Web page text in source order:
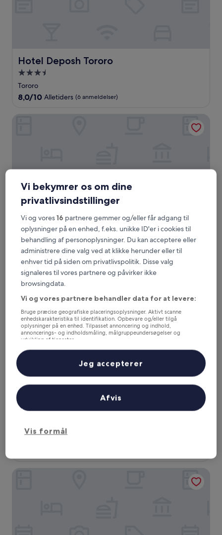
Hotel Deposh Tororo
Hotel Deposh Tororo
3.5-
stjernet
overnatningssted
Tororo
8.0
af
8,0/10 Alletiders (6 anmeldelser)
Mount Elgon Hotel
Mount Elgon Hotel
3.5-
stjernet
overnatningssted
Mbale
8.6
ud
10,
Fantastisk,
(7
anmeldelser)
8,6/10 Fantastisk (7 anmeldelser)
ROCK CLASSIC HOTEL LIMITED
ROCK CLASSIC HOTEL LIMITED
4.0-
stjernet
ud
af
ROCK CLASSIC HOTEL LIMITED
Vi bekymrer os om dine
privatlivsindstillinger
Vi og vores16 partnere gemmer og/eller får adgang til
oplysninger på en enhed, f.eks. unikke ID'er i cookies til
behandling af personoplysninger. Du kan acceptere eller
administrere dine valg ved at klikke herunder eller til
enhver tid på siden om privatlivspolitik. Disse valg
signaleres til vores partnere og påvirker ikke
browsingdata.
Vi og vores partnere behandler data for at levere:
Bruge præcise geografiske placeringsoplysninger. Aktivt scanne
enhedskarakteristika til identifikation. Opbevare og/eller tilgå
oplysninger på en enhed. Tilpasset annoncering og indhold,
annoncerings- og indholdsmåling, målgruppeundersøgelser og
udvikling af tjenester.
Liste over partnere (leverandører)
Vis formål
Afvis
Jeg accepterer